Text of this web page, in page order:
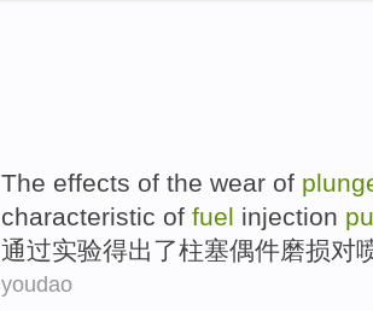
The effects of the wear of
characteristic of fuel injection
通过实验得出了柱塞偶件磨损对
youdao